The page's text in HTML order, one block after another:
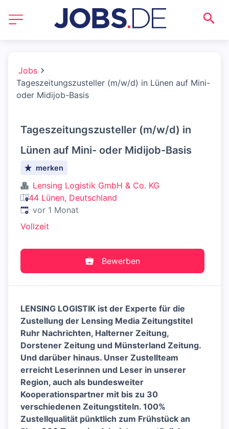
Jobs
Tageszeitungszusteller (m/w/d) in Lünen auf Mini-
oder Midijob-Basis
Tageszeitungszusteller (m/w/d) in
Lünen auf Mini- oder Midijob-Basis
merken
Lensing Logistik GmbH & Co. KG
44 Lünen, Deutschland
Veröffentlicht:
vor 1 Monat
Vollzeit
Bewerben
LENSING LOGISTIK ist der Experte für die
Zustellung der Lensing Media Zeitungstitel
Ruhr Nachrichten, Halterner Zeitung,
Dorstener Zeitung und Münsterland Zeitung.
Und darüber hinaus. Unser Zustellteam
erreicht Leserinnen und Leser in unserer
Region, auch als bundesweiter
Kooperationspartner mit bis zu 30
verschiedenen Zeitungstiteln. 100%
Zustellqualität pünktlich zum Frühstück an